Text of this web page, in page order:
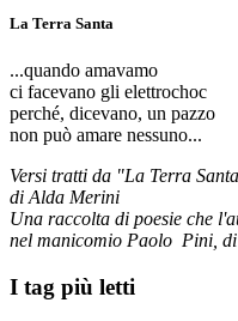
La Terra Santa
...quando amavamo
ci facevano gli elettrochoc
perché, dicevano, un pazzo
non può amare nessuno...
Versi tratti da "La Terra
di Alda Merini
Una raccolta di poesie che
nel manicomio Paolo Pini,
I tag più letti